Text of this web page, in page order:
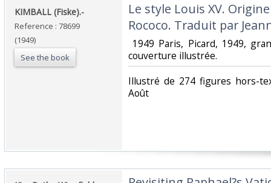
‎KIMBALL (Fiske).-‎
Reference : 78699
(1949)
See the book
‎Le style Louis XV.
Rococo. Traduit par
1949 Paris, Picard, 1949,
couverture illustrée. ‎
‎Illustré de 274 figures hors-
Août‎